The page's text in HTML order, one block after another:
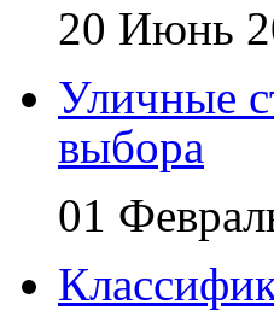
20 Июнь
Уличные
выбора
01